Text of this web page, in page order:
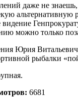
даже не
альтернативную
можно только
Юрия
рыбалки
6681